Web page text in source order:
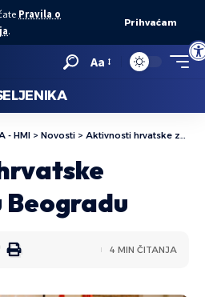
Pravila o
.
Prihvaćam
Aa
- HMI > Novosti > Aktivnosti hrvatske zajednice u Beogradu
Beogradu
4 MIN ČITANJA